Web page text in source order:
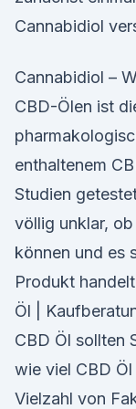
Cannabidiol
Cannabidiol –
CBD-Ölen ist
enthaltenem
Studien
völlig unklar,
können und es
Produkt
Öl |
CBD Öl sollten
wie viel CBD
Vielzahl von